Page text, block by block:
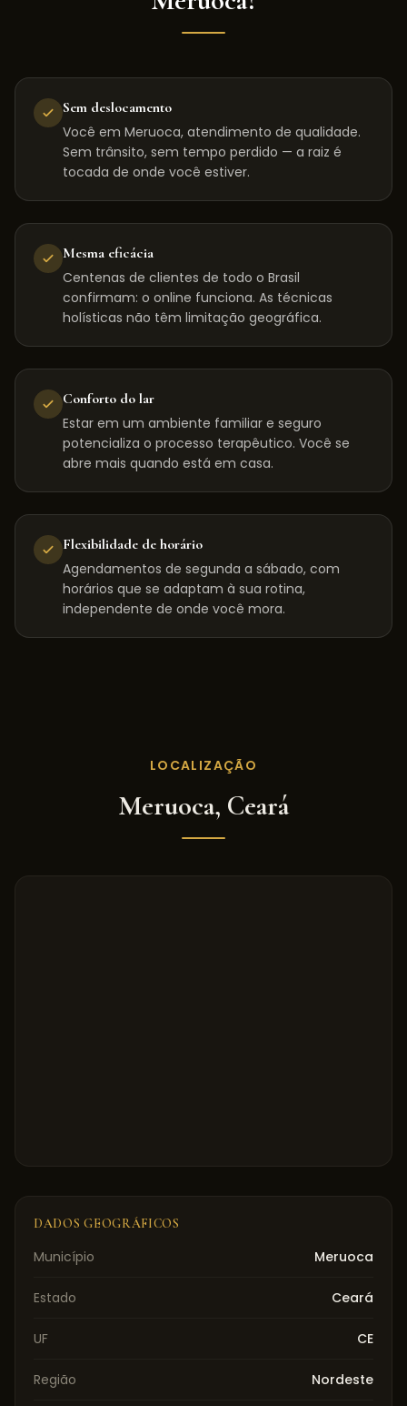
Sem deslocamento
Você em Meruoca, atendimento de qualidade.
Sem trânsito, sem tempo perdido — a raiz é
tocada de onde você estiver.
Mesma eficácia
Centenas de clientes de todo o Brasil
confirmam: o online funciona. As técnicas
holísticas não têm limitação geográfica.
Conforto do lar
Estar em um ambiente familiar e seguro
potencializa o processo terapêutico. Você se
abre mais quando está em casa.
Flexibilidade de horário
Agendamentos de segunda a sábado, com
horários que se adaptam à sua rotina,
independente de onde você mora.
LOCALIZAÇÃO
Meruoca, Ceará
DADOS GEOGRÁFICOS
Município Meruoca
Estado Ceará
UF CE
Região Nordeste